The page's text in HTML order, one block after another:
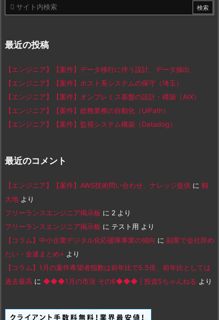
最近の投稿
【エンジニア】【案件】データ移行に伴う設計、データ抽出
【エンジニア】【案件】ホスト系システムの保守（埼玉）
【エンジニア】【案件】オンプレミス基盤の設計・構築（AIX）
【エンジニア】【案件】総務業務の自動化（UiPath）
【エンジニア】【案件】監視システム構築（Datadog）
最近のコメント
【エンジニア】【案件】AWS技術問い合わせ、ナレッジ提供 に 鶴
大地 より
フリーランスエンジニア掲示板 に 2 より
フリーランスエンジニア掲示板 に テスト用 より
【コラム】中小企業デジタル化応援隊事業の傾向 に 副業で会社辞め
たい - 金速まとめ+ より
【コラム】1月の案件希望者指数は前年比で5.5倍、前年比としては
過去最高 に ◆◆◆1月の市況 その6◆◆◆ | 投資5ちゃんねる より